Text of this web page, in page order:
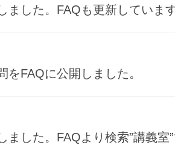
した。FAQも更新しています
FAQに公開しました。
した。FAQより検索”講義室